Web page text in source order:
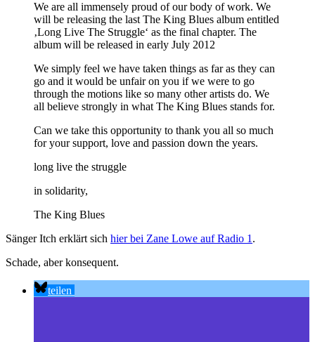
We are all immensely proud of our body of work. We
will be releasing the last The King Blues album entitled
‚Long Live The Struggle‘ as the final chapter. The
album will be released in early July 2012
We simply feel we have taken things as far as they can
go and it would be unfair on you if we were to go
through the motions like so many other artists do. We
all believe strongly in what The King Blues stands for.
Can we take this opportunity to thank you all so much
for your support, love and passion down the years.
long live the struggle
in solidarity,
The King Blues
Sänger Itch erklärt sich hier bei Zane Lowe auf Radio 1 .
Schade, aber konsequent.
teilen